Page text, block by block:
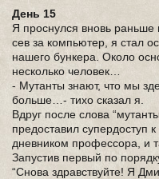
День 15
Я проснулся вновь раньше
сев за компьютер, я стал
нашего бункера. Около
несколько человек…
- Мутанты знают, что мы
больше…- тихо сказал я.
Вдруг после слова
предоставил супердоступ
дневником профессора, и
Запустив первый по
“Снова здравствуйте! Я